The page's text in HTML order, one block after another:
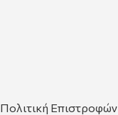
Πολιτική Επιστροφών